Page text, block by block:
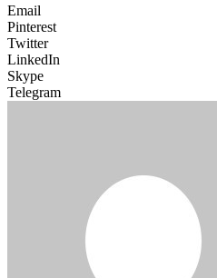
Email
Pinterest
Twitter
LinkedIn
Skype
Telegram